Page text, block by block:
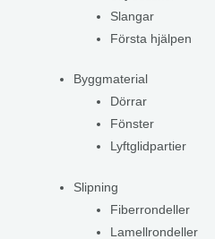
Slangar
Första hjälpen
Byggmaterial
Dörrar
Fönster
Lyftglidpartier
Slipning
Fiberrondeller
Lamellrondeller